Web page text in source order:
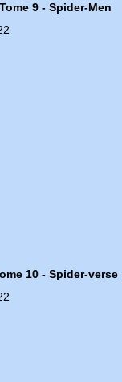
9 - Spider-Men
10 - Spider-verse